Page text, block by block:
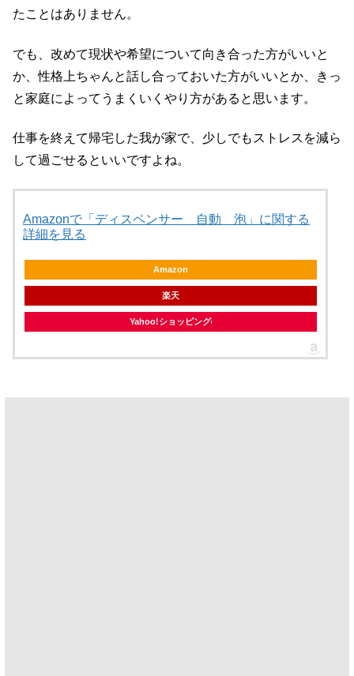
たことはありません。
でも、改めて現状や希望について向き合った方がいいと
か、性格上ちゃんと話し合っておいた方がいいとか、きっ
と家庭によってうまくいくやり方があると思います。
仕事を終えて帰宅した我が家で、少しでもストレスを減ら
して過ごせるといいですよね。
Amazonで「ディスペンサー 自動 泡」に関する
詳細を見る
Amazon
楽天
Yahoo!ショッピング